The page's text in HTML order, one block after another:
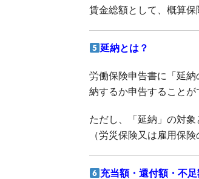
賃金総額として、概算保
延納とは？
労働保険申告書に「延
納するか申告することが
ただし、「延納」の対
（労災保険又は雇用保
充当額・還付額・不足